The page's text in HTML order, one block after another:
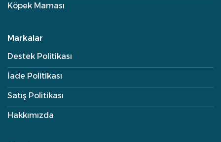
Köpek Maması
Markalar
Destek Politikası
İade Politikası
Satış Politikası
Hakkımızda